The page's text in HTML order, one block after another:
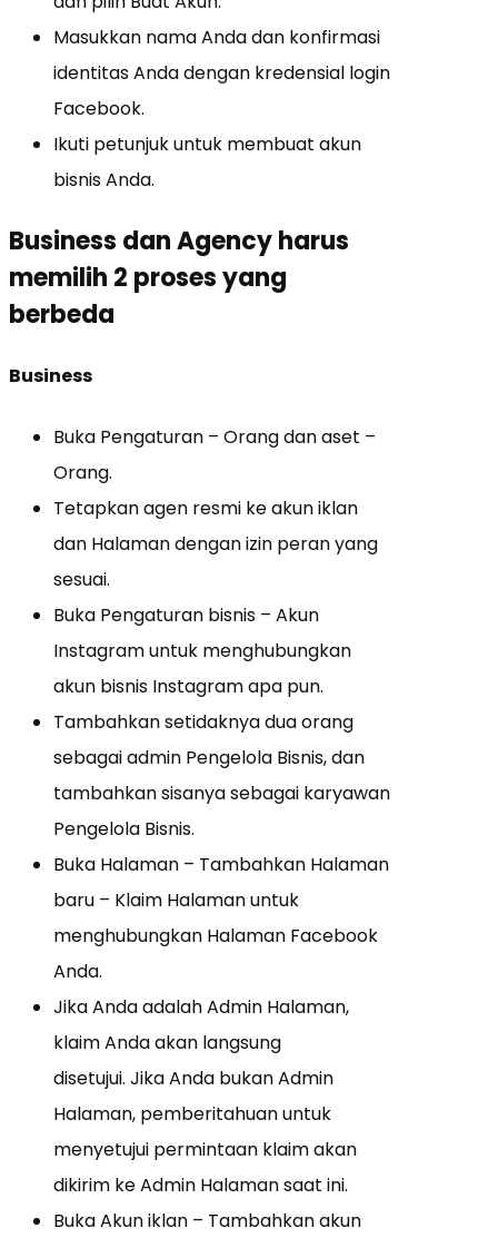
Masukkan nama Anda dan konfirmasi
identitas Anda dengan kredensial login
Facebook.
Ikuti petunjuk untuk membuat akun
bisnis Anda.
Business dan Agency harus
memilih 2 proses yang
berbeda
Business
Buka Pengaturan – Orang dan aset –
Orang.
Tetapkan agen resmi ke akun iklan
dan Halaman dengan izin peran yang
sesuai.
Buka Pengaturan bisnis – Akun
Instagram untuk menghubungkan
akun bisnis Instagram apa pun.
Tambahkan setidaknya dua orang
sebagai admin Pengelola Bisnis, dan
tambahkan sisanya sebagai karyawan
Pengelola Bisnis.
Buka Halaman – Tambahkan Halaman
baru – Klaim Halaman untuk
menghubungkan Halaman Facebook
Anda.
Jika Anda adalah Admin Halaman,
klaim Anda akan langsung
disetujui. Jika Anda bukan Admin
Halaman, pemberitahuan untuk
menyetujui permintaan klaim akan
dikirim ke Admin Halaman saat ini.
Buka Akun iklan – Tambahkan akun